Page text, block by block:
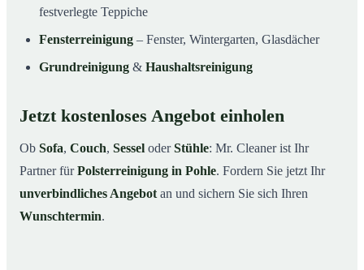
festverlegte Teppiche
Fensterreinigung – Fenster, Wintergarten, Glasdächer
Grundreinigung & Haushaltsreinigung
Jetzt kostenloses Angebot einholen
Ob Sofa, Couch, Sessel oderStühle: Mr. Cleaner ist Ihr
Partner fürPolsterreinigung in Pohle. Fordern Sie jetzt Ihr
unverbindliches Angebot an und sichern Sie sich Ihren
Wunschtermin.